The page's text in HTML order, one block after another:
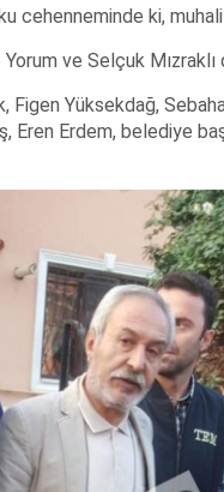
cehenneminde ki,
ve Selçuk Mızraklı
Figen Yüksekdağ,
Eren Erdem, belediye